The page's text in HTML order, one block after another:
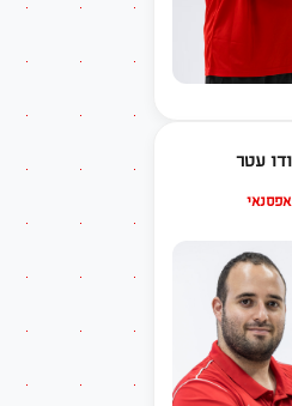
עטר
אפסנאי